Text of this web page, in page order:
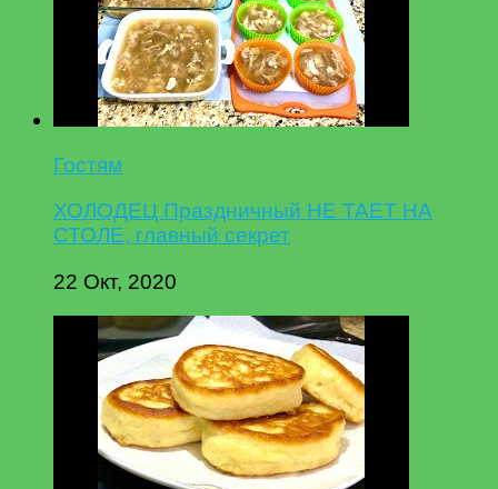
Гостям
ХОЛОДЕЦ Праздничный НЕ ТАЕТ НА
СТОЛЕ, главный секрет
22 Окт, 2020